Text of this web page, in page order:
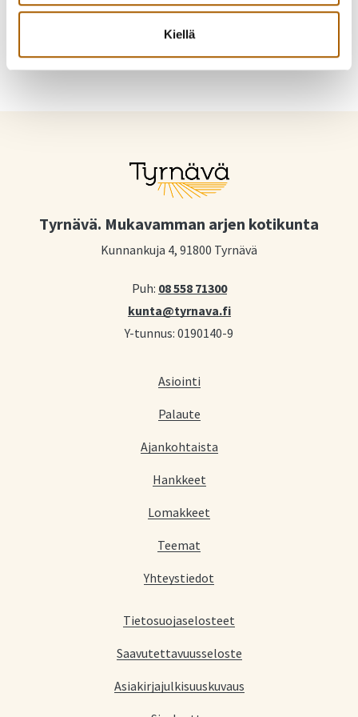
Kiellä
Jaa WhatsAppilla Jaa sähköpostilla
Tyrnävä. Mukavamman arjen kotikunta
Kunnankuja 4, 91800 Tyrnävä
Puh: 08 558 71300
kunta@tyrnava.fi
Y-tunnus: 0190140-9
Asiointi
Palaute
Ajankohtaista
Hankkeet
Lomakkeet
Teemat
Yhteystiedot
Tietosuojaselosteet
Saavutettavuusseloste
Asiakirjajulkisuuskuvaus